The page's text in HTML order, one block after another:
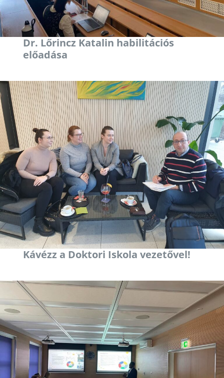
Dr. Lőrincz Katalin habilitációs
előadása
Kávézz a Doktori Iskola vezetővel!